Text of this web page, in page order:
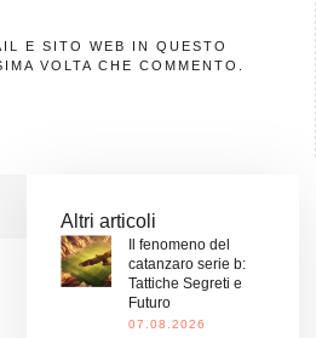
E SITO WEB IN QUESTO
VOLTA CHE COMMENTO.
Altri articoli
Il fenomeno del
catanzaro serie b:
Tattiche Segreti e
Futuro
07.08.2026